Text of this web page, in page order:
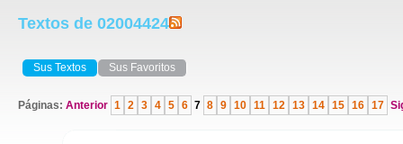
Textos de 02004424
Sus Textos Sus Favoritos
Páginas: Anterior 1 2 3 4 5 6 7 8 9 10 11 12 13 14 15 16 17